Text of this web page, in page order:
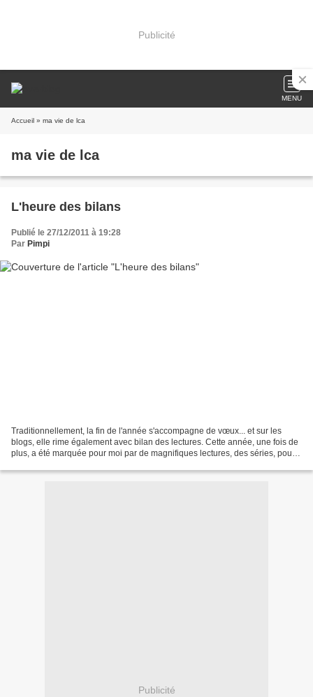
Publicité
MENU
Accueil » ma vie de lca
ma vie de lca
L'heure des bilans
Publié le 27/12/2011 à 19:28
Par Pimpi
Traditionnellement, la fin de l'année s'accompagne de vœux... et sur les
blogs, elle rime également avec bilan des lectures. Cette année, une fois de
plus, a été marquée pour moi par de magnifiques lectures, des séries, pour
Publicité